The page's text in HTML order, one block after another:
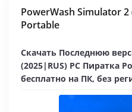
PowerWash Simulator 2
Portable
Скачать Последнюю
(2025|RUS) PC Пиратка
бесплатно на ПК, без